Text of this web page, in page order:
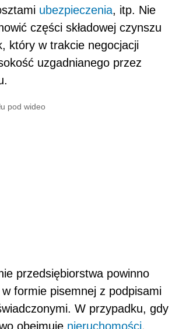
ubezpieczenia, itp. Nie
części składowej czynszu
który w trakcie negocjacji
uzgadnianego przez
pod wideo
przedsiębiorstwa powinno
formie pisemnej z podpisami
W przypadku, gdy
obejmuje nieruchomości,